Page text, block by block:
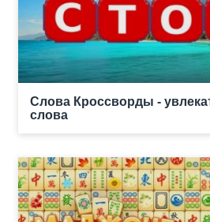
Слова Кроссворды -
слова